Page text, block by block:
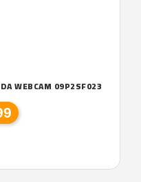
WEBCAM 09P2SF023